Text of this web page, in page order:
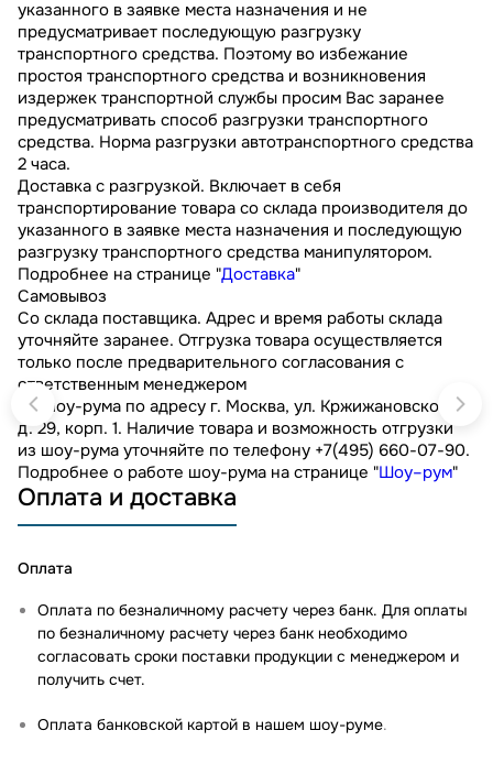
указанного в заявке места назначения и не
предусматривает последующую разгрузку
транспортного средства. Поэтому во избежание
простоя транспортного средства и возникновения
издержек транспортной службы просим Вас заранее
предусматривать способ разгрузки транспортного
средства. Норма разгрузки автотранспортного средства
2 часа.
Доставка с разгрузкой. Включает в себя
транспортирование товара со склада производителя до
указанного в заявке места назначения и последующую
разгрузку транспортного средства манипулятором.
Подробнее на странице "Доставка"
Самовывоз
Со склада поставщика. Адрес и время работы склада
уточняйте заранее. Отгрузка товара осуществляется
только после предварительного согласования с
ответственным менеджером
Из шоу-рума по адресу г. Москва, ул. Кржижановского,
д. 29, корп. 1. Наличие товара и возможность отгрузки
из шоу-рума уточняйте по телефону +7(495) 660-07-90.
Подробнее о работе шоу-рума на странице "Шоу–рум"
Оплата и доставка
Оплата
Оплата по безналичному расчету через банк. Для оплаты
по безналичному расчету через банк необходимо
согласовать сроки поставки продукции с менеджером и
получить счет.
Оплата банковской картой в нашем шоу-руме.